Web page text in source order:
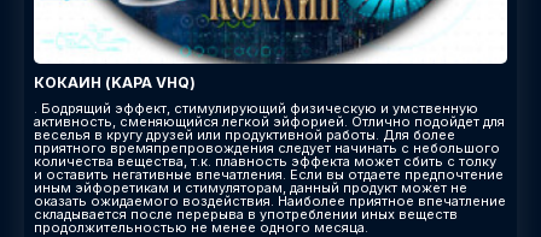
КОКАИН (KAPA VHQ)
. Бодрящий эффект, стимулирующий физическую и умственную
активность, сменяющийся легкой эйфорией. Отлично подойдет для
веселья в кругу друзей или продуктивной работы. Для более
приятного времяпрепровождения следует начинать с небольшого
количества вещества, т.к. плавность эффекта может сбить с толку
и оставить негативные впечатления. Если вы отдаете предпочтение
иным эйфоретикам и стимуляторам, данный продукт может не
оказать ожидаемого воздействия. Наиболее приятное впечатление
складывается после перерыва в употреблении иных веществ
продолжительностью не менее одного месяца.